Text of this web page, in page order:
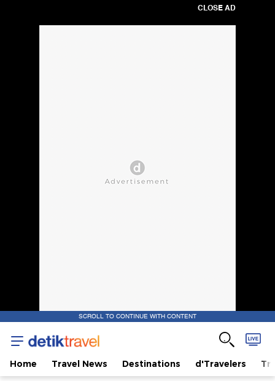
CLOSE AD
SCROLL TO CONTINUE WITH CONTENT
Home Travel News Destinations d'Travelers